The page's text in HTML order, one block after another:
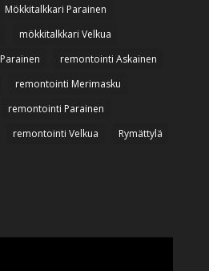
Mökkitalkkari Parainen
mökkitalkkari Velkua
Parainen
remontointi Askainen
remontointi Merimasku
remontointi Parainen
remontointi Velkua Rymättylä